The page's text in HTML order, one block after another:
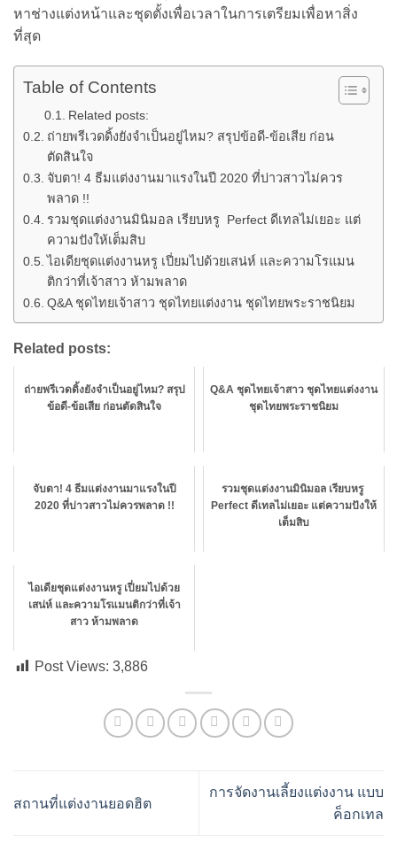
หาช่างแต่งหน้าและชุดตั้งเพื่อเวลาในการเตรียมเพื่อหาสิ่ง
ที่สุด
Table of Contents
Related posts:
ถ่ายพรีเวดดิ้งยังจำเป็นอยู่ไหม? สรุปข้อดี-ข้อเสีย ก่อน
ตัดสินใจ
จับตา! 4 ธีมแต่งงานมาแรงในปี 2020 ที่บ่าวสาวไม่ควร
พลาด !!
รวมชุดแต่งงานมินิมอล เรียบหรู Perfect ดีเทลไม่เยอะ แต่
ความปังให้เต็มสิบ
ไอเดียชุดแต่งงานหรู เปี่ยมไปด้วยเสน่ห์ และความโรแมน
ติกว่าที่เจ้าสาว ห้ามพลาด
Q&A ชุดไทยเจ้าสาว ชุดไทยแต่งงาน ชุดไทยพระราชนิยม
Related posts:
ถ่ายพรีเวดดิ้งยังจำเป็นอยู่ไหม? สรุป
ข้อดี-ข้อเสีย ก่อนตัดสินใจ
Q&A ชุดไทยเจ้าสาว ชุดไทยแต่งงาน
ชุดไทยพระราชนิยม
จับตา! 4 ธีมแต่งงานมาแรงในปี
2020 ที่บ่าวสาวไม่ควรพลาด !!
รวมชุดแต่งงานมินิมอล เรียบหรู
Perfect ดีเทลไม่เยอะ แต่ความปังให้
เต็มสิบ
ไอเดียชุดแต่งงานหรู เปี่ยมไปด้วย
เสน่ห์ และความโรแมนติกว่าที่เจ้า
สาว ห้ามพลาด
Post Views: 3,886
สถานที่แต่งงานยอดฮิต
การจัดงานเลี้ยงแต่งงาน แบบ
ค็อกเทล